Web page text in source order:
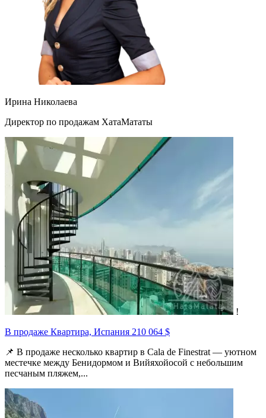
Ирина Николаева
Директор по продажам ХатаМататы
!
В продаже Квартира, Испания 210 064 $
📌 В продаже несколько квартир в Cala de Finestrat — уютном
местечке между Бенидормом и Вийяхойосой с небольшим
песчаным пляжем,...